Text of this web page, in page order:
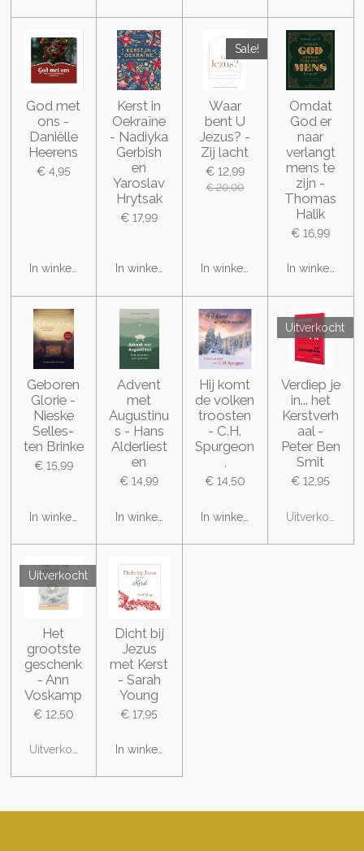
God met
ons -
Daniëlle
Heerens
€ 4,95
In winkelwagen
Kerst in
Oekraïne
- Nadiyka
Gerbish
en
Yaroslav
Hrytsak
€ 17,99
In winkelwagen
Sale!
Waar
bent U
Jezus? -
Zij lacht
€ 12,99
€ 20,00
In winkelwagen
Omdat
God er
naar
verlangt
mens te
zijn -
Thomas
Halik
€ 16,99
In
Geboren
Glorie -
Nieske
Selles-
ten Brinke
€ 15,99
In winkelwagen
Advent
met
Augustinu
s - Hans
Alderliest
en
€ 14,99
In winkelwagen
Hij komt
de volken
troosten
- C.H.
Spurgeon
,
€ 14,50
In winkelwagen
Uitverkocht
Verdiep je
in... het
Kerstverh
aal -
Peter Ben
Smit
€ 12,95
Uitverkocht
Uitverkocht
Het
grootste
geschenk
- Ann
Voskamp
€ 12,50
Uitverkocht
Dicht bij
Jezus
met Kerst
- Sarah
Young
€ 17,95
In winkelwagen